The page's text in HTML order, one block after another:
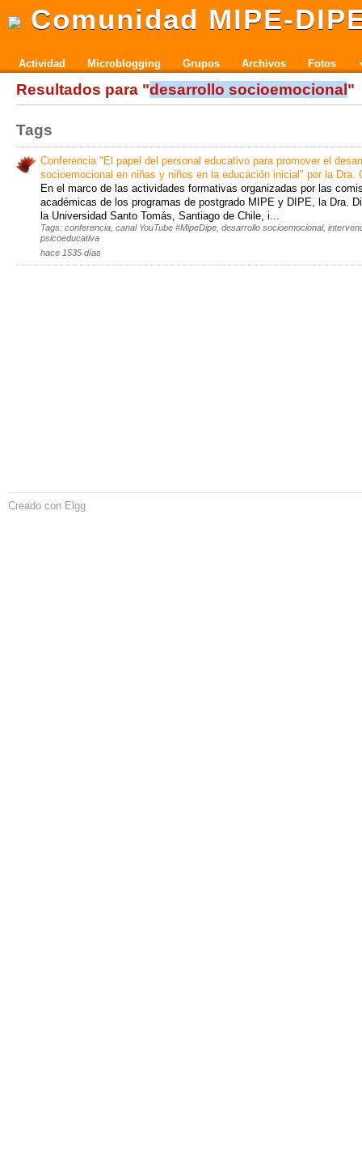
Comunidad MIPE-
Actividad Microblogging Grupos Archivos Fotos
Resultados para "desarrollo socioemocional "
Tags
Conferencia "El papel del personal educativo para promover el
socioemocional en niñas y niños en la educación inicial" por la Dra.
En el marco de las actividades formativas organizadas por las
académicas de los programas de postgrado MIPE y DIPE, la Dra.
la Universidad Santo Tomás, Santiago de Chile, i...
Tags: conferencia, canal YouTube #MipeDipe, desarrollo socioemocional,
psicoeducativa
hace 1535 días
Creado con Elgg